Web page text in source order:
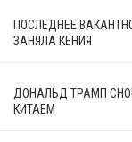
ПОСЛЕДНЕЕ
ЗАНЯЛА КЕНИЯ
ДОНАЛЬД ТРАМП
КИТАЕМ